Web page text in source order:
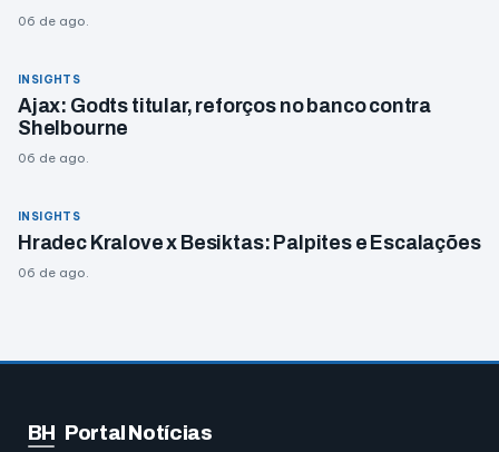
06 de ago.
INSIGHTS
Ajax: Godts titular, reforços no banco contra
Shelbourne
06 de ago.
INSIGHTS
Hradec Kralove x Besiktas: Palpites e Escalações
06 de ago.
BH Portal Notícias